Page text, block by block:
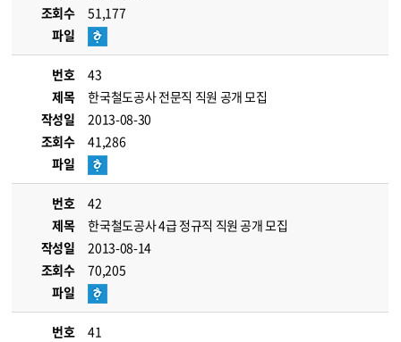
조회수
51,177
파일
번호
43
제목
한국철도공사 전문직 직원 공개 모집
작성일
2013-08-30
조회수
41,286
파일
번호
42
제목
한국철도공사 4급 정규직 직원 공개 모집
작성일
2013-08-14
조회수
70,205
파일
번호
41